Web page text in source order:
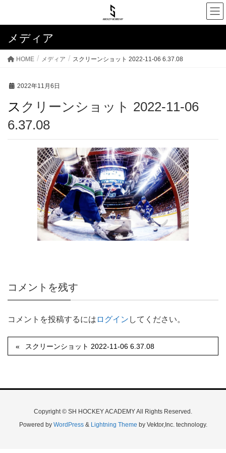
メディア
HOME メディア スクリーンショット 2022-11-06 6.37.08
2022年11月6日
スクリーンショット 2022-11-06
6.37.08
コメントを残す
コメントを投稿するには ログイン してください。
スクリーンショット 2022-11-06 6.37.08
Copyright © SH HOCKEY ACADEMY All Rights Reserved.
Powered by WordPress& Lightning Theme by Vektor,Inc. technology.